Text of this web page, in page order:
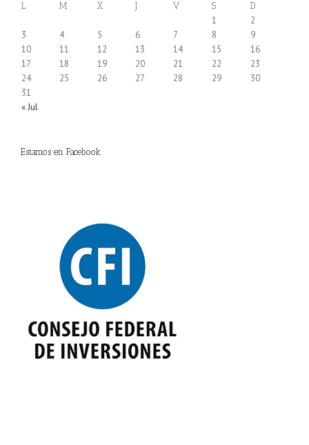
L M X J V S D
« Jul
1
2
3
4 5 6 7 8
9
10
11 12 13 14 15
16
17
18 19 20 21 22
23
24
25 26 27 28 29
30
31
Estamos en Facebook